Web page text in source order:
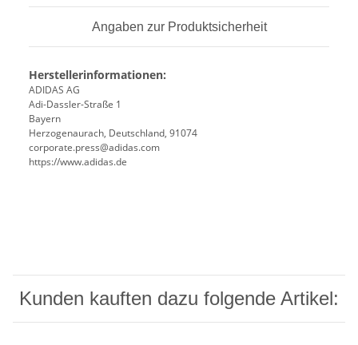
Angaben zur Produktsicherheit
Herstellerinformationen:
ADIDAS AG
Adi-Dassler-Straße 1
Bayern
Herzogenaurach, Deutschland, 91074
corporate.press@adidas.com
https://www.adidas.de
Kunden kauften dazu folgende Artikel: